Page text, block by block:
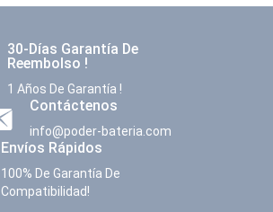
30-Días Garantía De
Reembolso !
1 Años De Garantía !
Contáctenos
info@poder-bateria.com
Envíos Rápidos
100% De Garantía De
Compatibilidad!